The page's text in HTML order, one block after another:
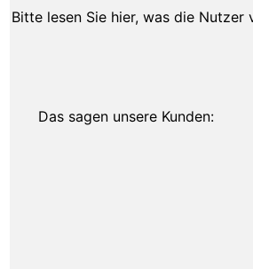
Bitte lesen Sie hier, was die
Das sagen unsere Kunden: